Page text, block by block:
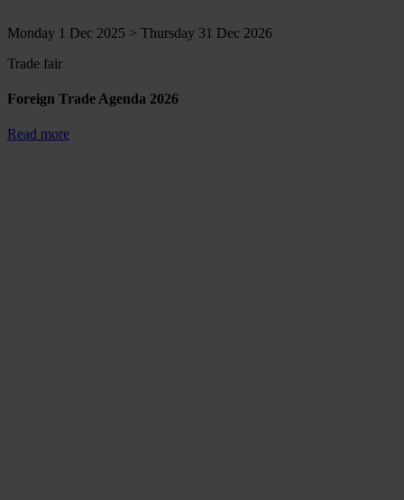
Monday 1 Dec 2025 > Thursday 31 Dec 2026
Trade fair
Foreign Trade Agenda 2026
Read more